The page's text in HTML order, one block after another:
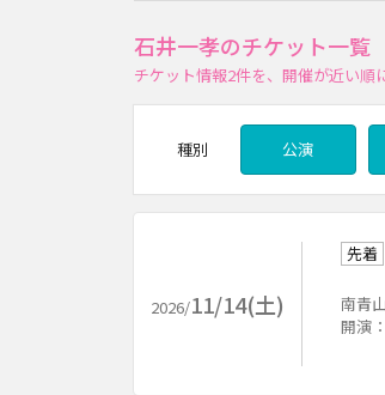
石井一孝のチケット一覧
チケット情報2件を、開催が近い順
種別 公演
2026/11/14(土)
先着
南青
開演